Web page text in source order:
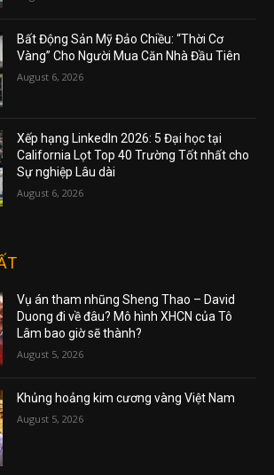
Bất Động Sản Mỹ Đảo Chiều: “Thời Cơ
Vàng” Cho Người Mua Căn Nhà Đầu Tiên
August 6, 2026
Xếp hạng LinkedIn 2026: 5 Đại học tại
California Lọt Top 40 Trường Tốt nhất cho
Sự nghiệp Lâu dài
August 6, 2026
Vụ án tham nhũng Sheng Thao – David
Duong đi về đâu? Mô hình XHCN của Tô
Lâm bao giờ sẽ thành?
August 5, 2026
Khủng hoảng kim cương vàng Việt Nam
August 5, 2026